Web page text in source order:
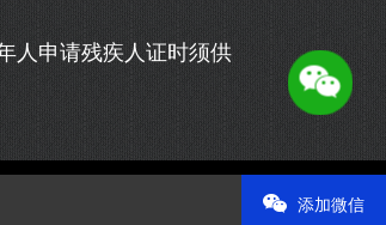
申请残疾人证时须供
添加微信